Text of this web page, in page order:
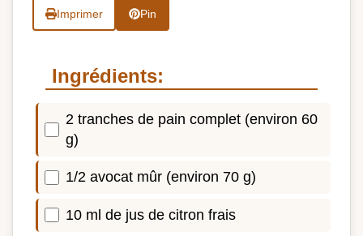
Imprimer Pin
Ingrédients:
2 tranches de pain complet (environ 60
g)
1/2 avocat mûr (environ 70 g)
10 ml de jus de citron frais